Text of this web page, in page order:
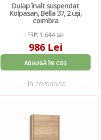
Dulap înalt suspendat
Kolpasan, Bella 37, 2 uși,
coimbra
PRP: 1.644 Lei
986 Lei
ADAUGĂ ÎN COȘ
la comanda